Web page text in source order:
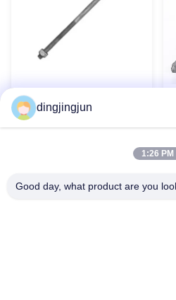
à chaud pour le matériel de
construction de lignes
dingjingjun
1:26 PM
Good day, what product are you